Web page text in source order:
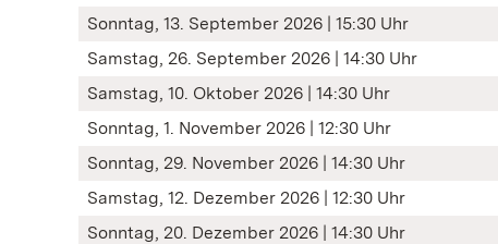
Sonntag, 13. September 2026 | 15:30 Uhr
Samstag, 26. September 2026 | 14:30 Uhr
Samstag, 10. Oktober 2026 | 14:30 Uhr
Sonntag, 1. November 2026 | 12:30 Uhr
Sonntag, 29. November 2026 | 14:30 Uhr
Samstag, 12. Dezember 2026 | 12:30 Uhr
Sonntag, 20. Dezember 2026 | 14:30 Uhr